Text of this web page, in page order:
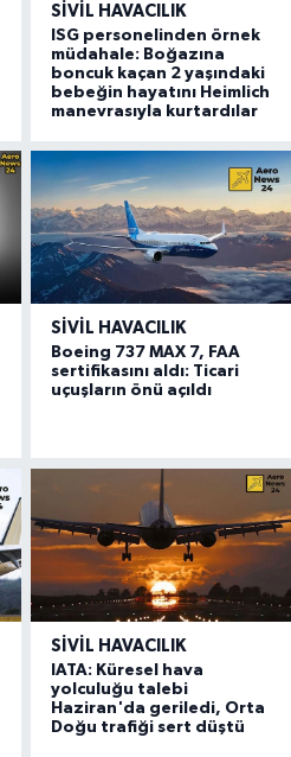
SIVIL HAVACILIK
ISG personelinden örnek
müdahale: Boğazına
boncuk kaçan 2 yaşındaki
bebeğin hayatını Heimlich
manevrasıyla kurtardılar
SIVIL HAVACILIK
Boeing 737 MAX 7, FAA
sertifikasını aldı: Ticari
uçuşların önü açıldı
SIVIL HAVACILIK
IATA: Küresel hava
yolculuğu talebi
Haziran'da geriledi, Orta
Doğu trafiği sert düştü